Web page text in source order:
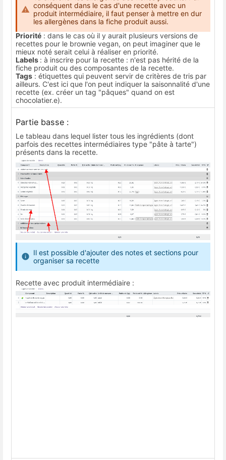
conséquent dans le cas d'une recette avec un
produit intermédiaire, il faut penser à mettre en dur
les allergènes dans la fiche produit aussi.
Priorité : dans le cas où il y aurait plusieurs versions de
recettes pour le brownie vegan, on peut imaginer que le
mieux noté serait celui à réaliser en priorité.
Labels : à inscrire pour la recette : n'est pas hérité de la
fiche produit ou des composantes de la recette.
Tags : étiquettes qui peuvent servir de critères de tris par
ailleurs. C'est ici que l'on peut indiquer la saisonnalité d'une
recette (ex. créer un tag "pâques" quand on est
chocolatier.e).
Partie basse :
Le tableau dans lequel lister tous les ingrédients (dont
parfois des recettes intermédiaires type "pâte à tarte")
présents dans la recette.
Il est possible d'ajouter des notes et sections pour
organiser sa recette
Recette avec produit intermédiaire :